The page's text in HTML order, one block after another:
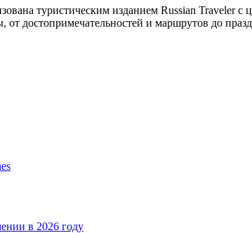
туристическим изданием Russian
достопримечательностей и маршрутов до
в 2026 году